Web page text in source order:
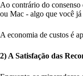
Ao contrário do
ou Mac - algo que você já
A economia de custos é
2) A Satisfação das